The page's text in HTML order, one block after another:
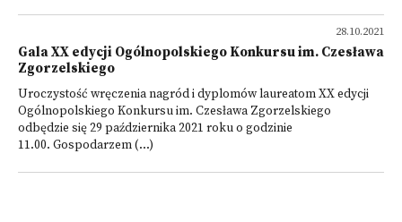
28.10.2021
Gala XX edycji Ogólnopolskiego Konkursu im. Czesława
Zgorzelskiego
Uroczystość wręczenia nagród i dyplomów laureatom XX edycji
Ogólnopolskiego Konkursu im. Czesława Zgorzelskiego
odbędzie się 29 października 2021 roku o godzinie
11.00. Gospodarzem (...)